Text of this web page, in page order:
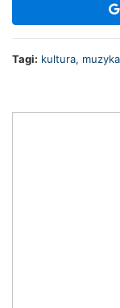
Tagi: kultura, muzyka